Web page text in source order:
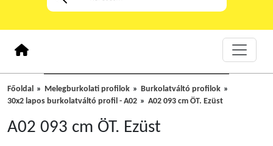
Főoldal Melegburkolati profilok
Burkolatváltó profilok
30x2 lapos burkolatváltó profil - A02
A02 093 cm ÖT. Ezüst
A02 093 cm ÖT. Ezüst